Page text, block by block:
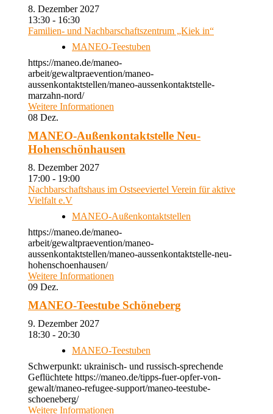
8. Dezember 2027
13:30 - 16:30
Familien- und Nachbarschaftszentrum „Kiek in“
MANEO-Teestuben
https://maneo.de/maneo-
arbeit/gewaltpraevention/maneo-
aussenkontaktstellen/maneo-aussenkontaktstelle-
marzahn-nord/
Weitere Informationen
08 Dez.
MANEO-Außenkontaktstelle Neu-
Hohenschönhausen
8. Dezember 2027
17:00 - 19:00
Nachbarschaftshaus im Ostseeviertel Verein für aktive
Vielfalt e.V
MANEO-Außenkontaktstellen
https://maneo.de/maneo-
arbeit/gewaltpraevention/maneo-
aussenkontaktstellen/maneo-aussenkontaktstelle-neu-
hohenschoenhausen/
Weitere Informationen
09 Dez.
MANEO-Teestube Schöneberg
9. Dezember 2027
18:30 - 20:30
MANEO-Teestuben
Schwerpunkt: ukrainisch- und russisch-sprechende
Geflüchtete https://maneo.de/tipps-fuer-opfer-von-
gewalt/maneo-refugee-support/maneo-teestube-
schoeneberg/
Weitere Informationen